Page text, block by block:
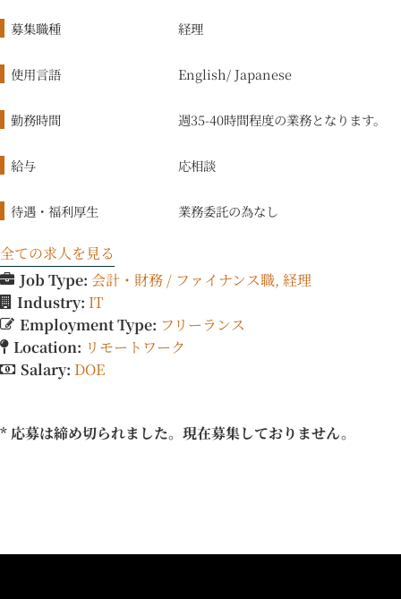
募集職種 経理
使用言語 English/ Japanese
勤務時間 週35-40時間程度の業務となります。
給与 応相談
待遇・福利厚生 業務委託の為なし
全ての求人を見る
Job Type: 会計・財務 / ファイナンス職 経理
Industry: IT
Employment Type: フリーランス
Location: リモートワーク
Salary: DOE
* 応募は締め切られました。現在募集しておりません。